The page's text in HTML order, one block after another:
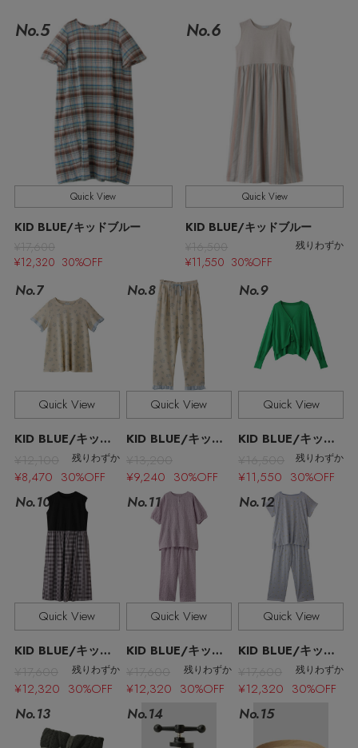
【ジュエリー】シルバーでクールに
ジャケット
ニット
コート
ルームウェア・パジャマ
ブーツ
財布・小物
ボディバッグ・ウェストポーチ
クラッチバッグ
ボストンバッグ
スマートフォンケース・タブレットケース
アイウェア
ベルト
グローブ
レッグウェア
ポーチ
チャーム・ストラップ
その他(傘・ハンカチ・時計など)
バングル・ブレスレット
リング
コサージュ・ブローチ
アンクレット
インナー
ウェア
シューズ
バッグ・小物
水着・スイムウェア
CONTENTS
特集一覧
NEW IN BRAND
BRAND NEWS
HOT STYLE
EDITOR'S CLOSET
PERSONAL COLOR
エディター厳選ギフト
No.5
Quick View
KID BLUE/キッドブルー
¥17,600
¥12,320 30%OFF
No.6
Quick View
KID BLUE/キッドブルー
¥16,500
残りわずか
¥11,550 30%OFF
No.7
Quick View
KID BLUE/キッドブルー
¥12,100
残りわずか
¥8,470 30%OFF
No.8
Quick View
KID BLUE/キッドブルー
¥13,200
¥9,240 30%OFF
No.9
Quick View
KID BLUE/キッドブルー
¥16,500
残りわずか
¥11,550 30%OFF
No.10
Quick View
KID BLUE/キッドブルー
¥17,600
残りわずか
¥12,320 30%OFF
No.11
Quick View
KID BLUE/キッドブルー
¥17,600
残りわずか
¥12,320 30%OFF
No.12
Quick View
KID BLUE/キッドブルー
¥17,600
残りわずか
¥12,320 30%OFF
No.13 No.14 No.15